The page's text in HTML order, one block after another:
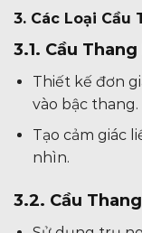
3. Các Loại Cầu
3.1. Cầu
Thiết kế đơn
vào bậc thang.
Tạo cảm giác
nhìn.
3.2. Cầu